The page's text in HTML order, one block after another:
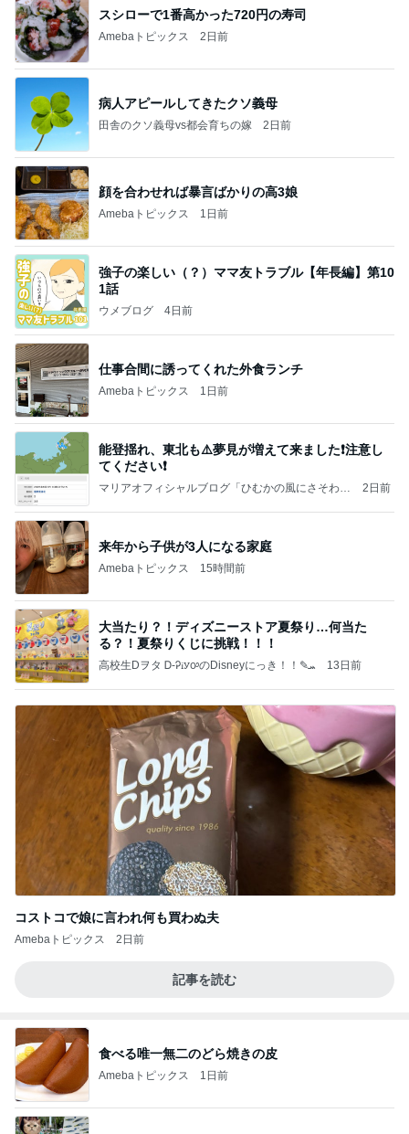
スシローで1番高かった720円の寿司
Amebaトピックス 2日前
病人アピールしてきたクソ義母
田舎のクソ義母vs都会育ちの嫁 2日前
顔を合わせれば暴言ばかりの高3娘
Amebaトピックス 1日前
強子の楽しい（？）ママ友トラブル【年長編】第10
1話
ウメブログ 4日前
仕事合間に誘ってくれた外食ランチ
Amebaトピックス 1日前
能登揺れ、東北も⚠️夢見が増えて来ました❗️注意し
てください❗️
マリアオフィシャルブログ「ひむかの風にさそわれ
2日前
来年から子供が3人になる家庭
Amebaトピックス 15時間前
大当たり？！ディズニーストア夏祭り…何当た
る？！夏祭りくじに挑戦！！！
高校生Dヲタ Ꭰ-ᎮꭵꭹꭴのDisneyにっき！！✎ܚ 13日前
コストコで娘に言われ何も買わぬ夫
Amebaトピックス 2日前
記事を読む
食べる唯一無二のどら焼きの皮
Amebaトピックス 1日前